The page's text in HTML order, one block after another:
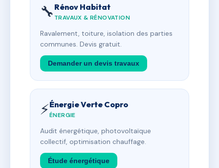
🔧 Rénov Habitat
TRAVAUX & RÉNOVATION
Ravalement, toiture, isolation des parties
communes. Devis gratuit.
Demander un devis travaux
⚡Énergie Verte Copro
ÉNERGIE
Audit énergétique, photovoltaïque
collectif, optimisation chauffage.
Étude énergétique